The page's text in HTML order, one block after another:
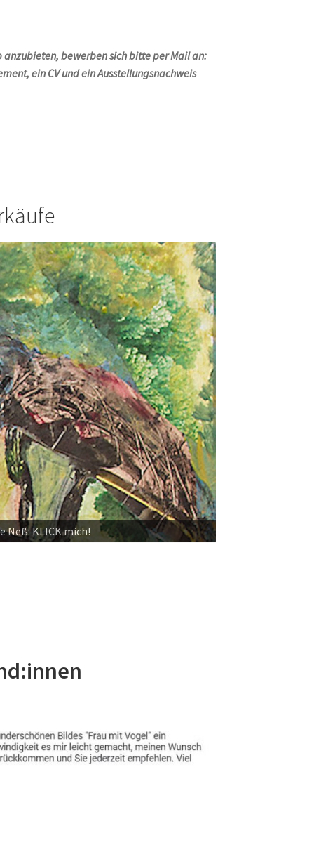
anzubieten, bewerben sich bitte per Mail an:
ein CV und ein Ausstellungsnachweis
KLICK mich!